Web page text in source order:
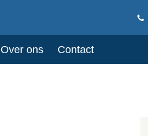
Over ons Contact